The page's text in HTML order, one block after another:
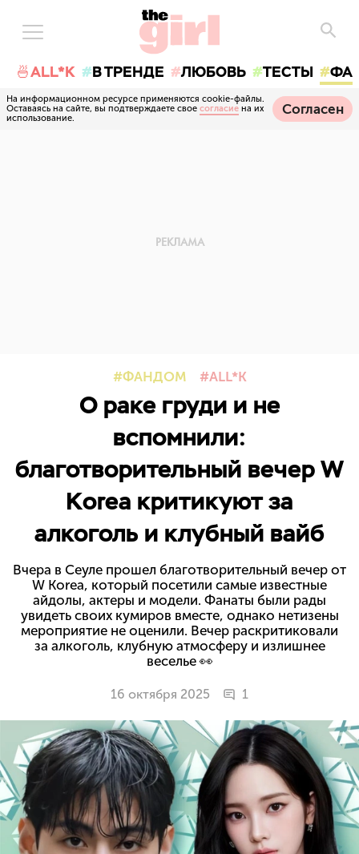
🍜ALL*K В ТРЕНДЕ ЛЮБОВЬ ТЕСТЫ
На информационном ресурсе применяются cookie-файлы.
Оставаясь на сайте, вы подтверждаете свое согласие на их
использование.
Согласен
ФАНДОМ ALL*K
О раке груди и не
вспомнили:
благотворительный вечер W
Korea критикуют за
алкоголь и клубный вайб
Вчера в Сеуле прошел благотворительный вечер от
W Korea, который посетили самые известные
айдолы, актеры и модели. Фанаты были рады
увидеть своих кумиров вместе, однако нетизены
мероприятие не оценили. Вечер раскритиковали
за алкоголь, клубную атмосферу и излишнее
веселье 👀
16 октября 2025 1